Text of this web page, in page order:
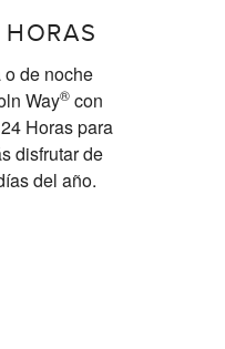
de noche
Way® con
Horas para
disfrutar de
del año.